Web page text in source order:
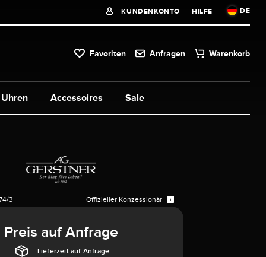
KUNDENKONTO HILFE DE
Favoriten Anfragen Warenkorb
Uhren Accessoires Sale
3 Offizieller Konzessionär
Preis auf Anfrage
Lieferzeit auf Anfrage